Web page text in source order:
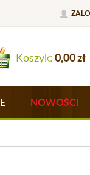
Koszyk:0,00zł
NOWOŚCI